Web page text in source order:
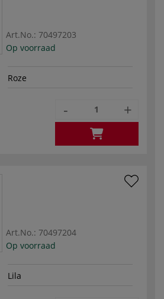
Art.No.: 70497203
Op voorraad
Roze
- +
Art.No.: 70497204
Op voorraad
Lila